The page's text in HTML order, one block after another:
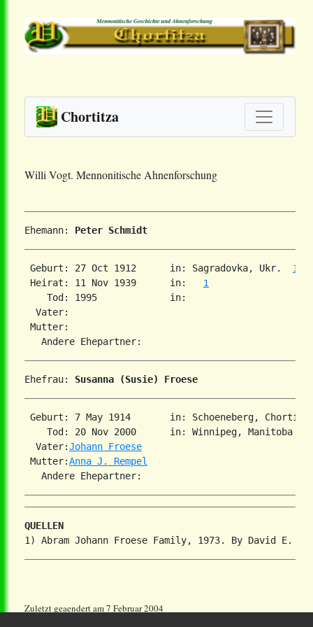
Chortitza
Willi Vogt. Mennonitische Ahnenforschung
Ehemann: Peter Schmidt
Geburt: 27 Oct 1912      in: Sagradovka, Ukr. 1
Heirat: 11 Nov 1939      in: 1
    Tod: 1995             in:
  Vater:
Mutter:
Ehefrau: Susanna (Susie) Froese
Geburt: 7 May 1914       in: Schoeneberg,
    Tod: 20 Nov 2000      in: Winnipeg, Manitoba
  Vater:
Johann Froese
Mutter:Anna J. Rempel
QUELLEN
Zuletzt geaendert am 7 Februar 2004